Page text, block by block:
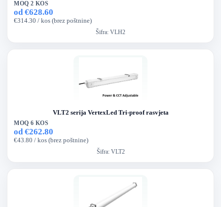
MOQ 2 KOS
od €628.60
€314.30 / kos (brez poštnine)
Šifra: VLH2
VLT2 serija VertexLed Tri-proof rasvjeta
MOQ 6 KOS
od €262.80
€43.80 / kos (brez poštnine)
Šifra: VLT2